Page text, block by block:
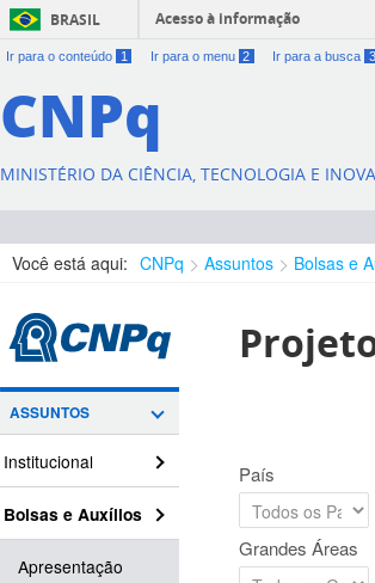
BRASIL Acesso à informação
Ir para o conteúdo 1 Ir para o menu 2 Ir para a busca 3
CNPq
MINISTÉRIO DA CIÊNCIA, TECNOLOGIA E
Você está aqui: CNPq Assuntos Bolsas e
ASSUNTOS
Institucional
Bolsas e Auxílios
Apresentação
País
Grandes Áreas